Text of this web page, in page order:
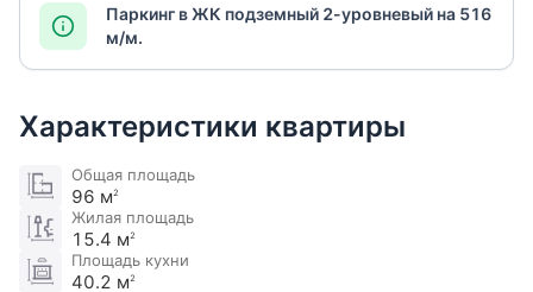
Паркинг в ЖК подземный 2-уровневый на 516
м/м.
Характеристики квартиры
Общая площадь
96 м2
Жилая площадь
15.4 м2
Площадь кухни
40.2 м2